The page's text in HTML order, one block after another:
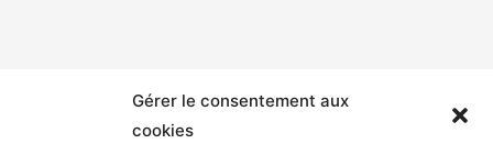
Gérer le consentement aux
cookies